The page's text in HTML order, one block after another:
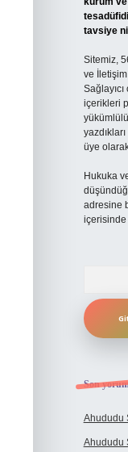
tavsiye
Sitemiz,
ve
içerikleri
üye
Hukuka
adresine
içerisinde
Son
Ahududu
Ahududu